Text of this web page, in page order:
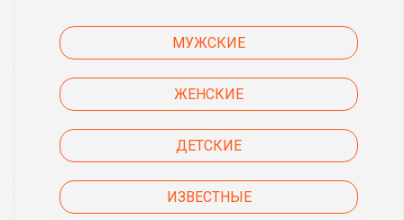
МУЖСКИЕ
ЖЕНСКИЕ
ДЕТСКИЕ
ИЗВЕСТНЫЕ